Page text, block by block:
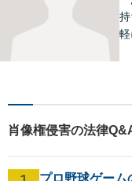
軽
肖像権侵害の法律
プロ野球ゲーム